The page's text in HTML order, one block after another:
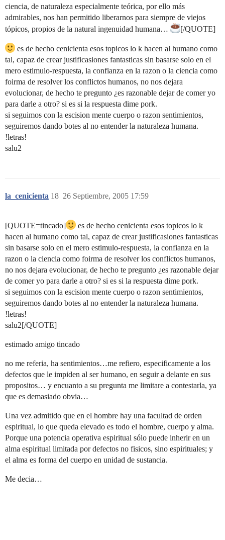
ciencia, de naturaleza especialmente teórica, por ello más
admirables, nos han permitido liberarnos para siempre de viejos
tópicos, propios de la natural ingenuidad humana…
[/QUOTE]
es de hecho cenicienta esos topicos lo k hacen al humano como
tal, capaz de crear justificasiones fantasticas sin basarse solo en el
mero estimulo-respuesta, la confianza en la razon o la ciencia como
foirma de resolver los conflictos humanos, no nos dejara
evolucionar, de hecho te pregunto ¿es razonable dejar de comer yo
para darle a otro? si es si la respuesta dime pork.
si seguimos con la escision mente cuerpo o razon sentimientos,
seguiremos dando botes al no entender la naturaleza humana.
!letras!
salu2
la_cenicienta 26 Septiembre, 2005 17:59
18
[QUOTE=tincado]
es de hecho cenicienta esos topicos lo k
hacen al humano como tal, capaz de crear justificasiones fantasticas
sin basarse solo en el mero estimulo-respuesta, la confianza en la
razon o la ciencia como foirma de resolver los conflictos humanos,
no nos dejara evolucionar, de hecho te pregunto ¿es razonable dejar
de comer yo para darle a otro? si es si la respuesta dime pork.
si seguimos con la escision mente cuerpo o razon sentimientos,
seguiremos dando botes al no entender la naturaleza humana.
!letras!
salu2[/QUOTE]
estimado amigo tincado
no me referia, ha sentimientos…me refiero, especificamente a los
defectos que le impiden al ser humano, en seguir a delante en sus
propositos… y encuanto a su pregunta me limitare a contestarla, ya
que es demasiado obvia…
Una vez admitido que en el hombre hay una facultad de orden
espiritual, lo que queda elevado es todo el hombre, cuerpo y alma.
Porque una potencia operativa espiritual sólo puede inherir en un
alma espiritual limitada por defectos no fisicos, sino espirituales; y
el alma es forma del cuerpo en unidad de sustancia.
Me decia…